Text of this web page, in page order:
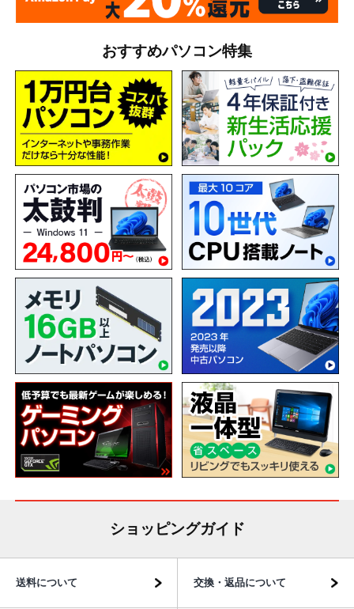
おすすめパソコン特集
ショッピングガイド
送料について 交換・返品について